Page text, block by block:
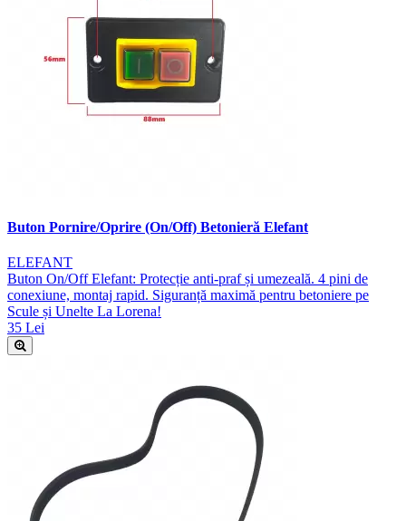
Buton Pornire/Oprire (On/Off) Betonieră Elefant
ELEFANT
Buton On/Off Elefant: Protecție anti-praf și umezeală. 4 pini de
conexiune, montaj rapid. Siguranță maximă pentru betoniere pe
Scule și Unelte La Lorena!
35 Lei